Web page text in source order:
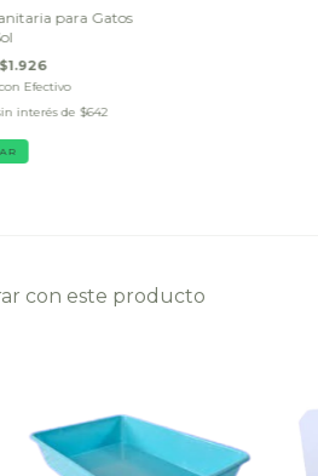
para Gatos
$1.926
Efectivo
interés de $642
con este producto